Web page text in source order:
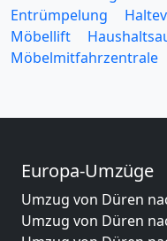
Entrümpelung
Möbellift
Möbelmitfahrzentrale
Europa-Umzüge
Umzug von Düren
Umzug von Düren